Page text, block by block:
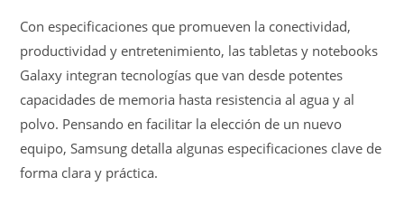
Con especificaciones que promueven la conectividad,
productividad y entretenimiento, las tabletas y notebooks
Galaxy integran tecnologías que van desde potentes
capacidades de memoria hasta resistencia al agua y al
polvo. Pensando en facilitar la elección de un nuevo
equipo, Samsung detalla algunas especificaciones clave de
forma clara y práctica.